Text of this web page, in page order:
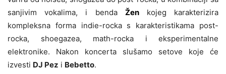
sanjivim vokalima, i benda Ženkojeg karakterizira
kompleksna forma indie-rocka s karakteristikama post-
rocka, shoegazea, math-rocka i eksperimentalne
elektronike. Nakon koncerta slušamo setove koje će
izvesti DJ Pez i Bebetto.